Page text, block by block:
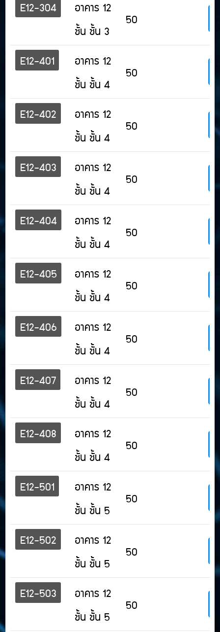
E12-304
อาคาร 12
ชั้น ชั้น 3
50
E12-401
อาคาร 12
ชั้น ชั้น 4
50
E12-402
อาคาร 12
ชั้น ชั้น 4
50
E12-403
อาคาร 12
ชั้น ชั้น 4
50
E12-404
อาคาร 12
ชั้น ชั้น 4
50
E12-405
อาคาร 12
ชั้น ชั้น 4
50
E12-406
อาคาร 12
ชั้น ชั้น 4
50
E12-407
อาคาร 12
ชั้น ชั้น 4
50
E12-408
อาคาร 12
ชั้น ชั้น 4
50
E12-501
อาคาร 12
ชั้น ชั้น 5
50
E12-502
อาคาร 12
ชั้น ชั้น 5
50
E12-503
อาคาร 12
ชั้น ชั้น 5
50